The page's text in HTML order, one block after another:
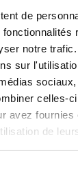
de
notre
sur
celles-
avez fournies
de